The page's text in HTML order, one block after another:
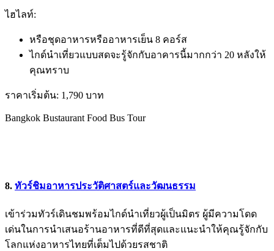
ไฮไลท์:
หรือชุดอาหารหรืออาหารเย็น 8 คอร์ส
ไกด์นำเที่ยวแบบสดจะรู้จักกับอาคารนี้มากกว่า 20 หลังให้
คุณทราบ
ราคาเริ่มต้น: 1,790 บาท
Bangkok Bustaurant Food Bus Tour
8. ทัวร์ชิมอาหารประวัติศาสตร์และวัฒนธรรม
เข้าร่วมทัวร์เดินชมพร้อมไกด์นำเที่ยวผู้เป็นมิตร ผู้มีความโดด
เด่นในการนำเสนอร้านอาหารที่ดีที่สุดและแนะนำให้คุณรู้จักกับ
โลกแห่งอาหารไทยที่เต็มไปด้วยรสชาติ